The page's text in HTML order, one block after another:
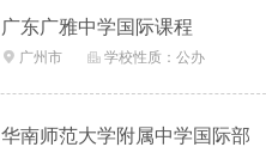
广东广雅中学国际课程
 广州市  学校性质：公办
华南师范大学附属中学国际部